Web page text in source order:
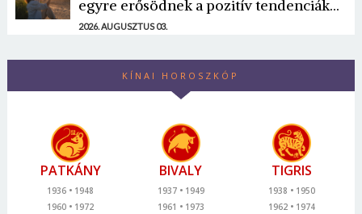
egyre erősödnek a pozitív tendenciák...
2026. AUGUSZTUS 03.
KÍNAI HOROSZKÓP
PATKÁNY
1936
1948
1960
1972
BIVALY
1937
1949
1961
1973
TIGRIS
1938
1950
1962
1974